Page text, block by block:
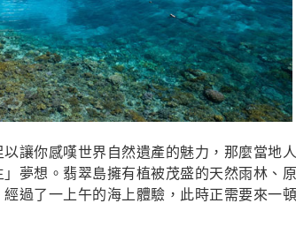
讓你感嘆世界自然遺產的魅力，那麼當地
夢想。翡翠島擁有植被茂盛的天然雨林、
過了一上午的海上體驗，此時正需要來一